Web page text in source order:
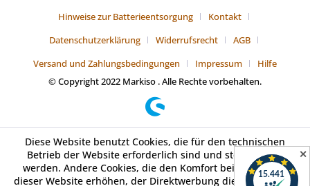
✕
Hinweise zur Batterieentsorgung
Kontakt
Datenschutzerklärung
Widerrufsrecht
AGB
Versand und Zahlungsbedingungen
Impressum
Hilfe
© Copyright 2022 Markiso . Alle Rechte vorbehalten.
Diese Website benutzt Cookies, die für den technischen
Betrieb der Website erforderlich sind und stets gesetzt
werden. Andere Cookies, die den Komfort bei Benutzung
dieser Website erhöhen, der Direktwerbung dienen oder die